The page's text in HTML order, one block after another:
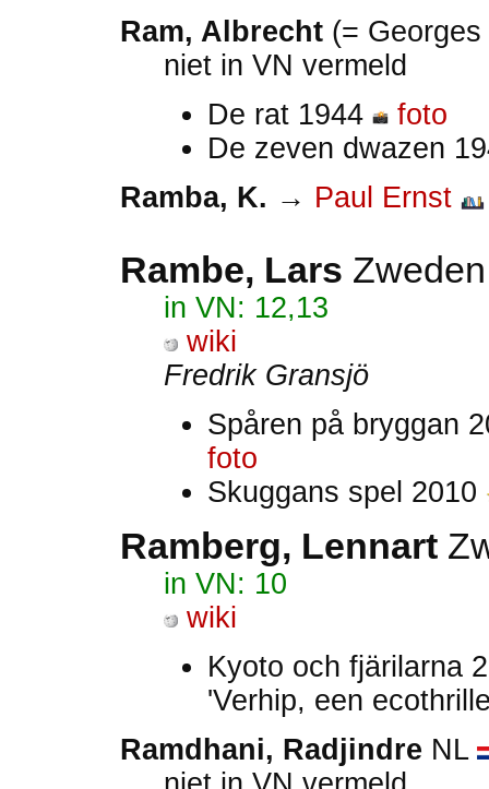
Ram, Albrecht (=
niet in VN vermeld
De rat 1944
foto
De zeven dwazen
Ramba, K. → Paul Ernst
Rambe, Lars
in VN: 12,13
wiki
Fredrik Gransjö
Spåren på bryggan
foto
Skuggans spel 2010
Ramberg, Lennart
in VN: 10
wiki
Kyoto och fjärilarna
'Verhip, een
Ramdhani, Radjindre NL